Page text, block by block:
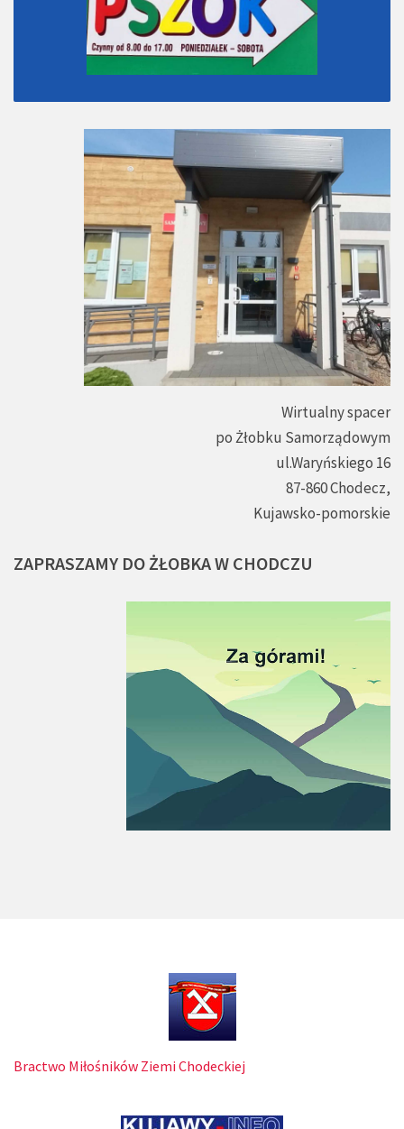
Wirtualny spacer
po Żłobku Samorządowym
ul.Waryńskiego 16
87-860 Chodecz,
Kujawsko-pomorskie
ZAPRASZAMY DO ŻŁOBKAW CHODCZU
Bractwo Miłośników Ziemi Chodeckiej